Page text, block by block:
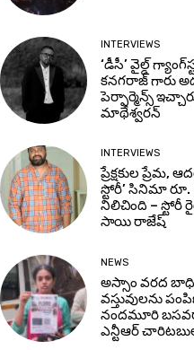
INTERVIEWS
‘డీసీ’ వైల్డ్
కనగరాజ్ గారు
పెర్ఫార్మెన్స్
మాథేశ్వరన్
INTERVIEWS
ప్రేక్షకుల ప్రేమ,
స్టోరీ’ సినిమా రూ.
నిలిచింది – స్టోరీ
సాయి రాజేష్
NEWS
అస్సాం వరద
వస్తువులను
నందమూరి
ఎన్టీఆర్ చారిటబుల్